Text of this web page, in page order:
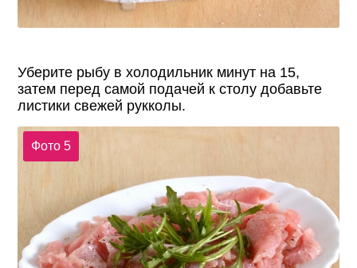
Уберите рыбу в холодильник минут на 15,
затем перед самой подачей к столу добавьте
листики свежей рукколы.
Фото 5